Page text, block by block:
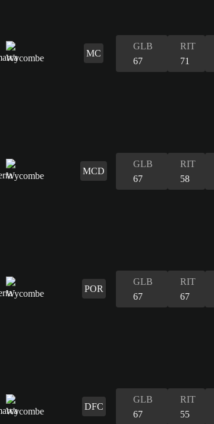
MC
GLB
67
RIT
71
MCD
GLB
67
RIT
58
POR
GLB
67
RIT
67
DFC
GLB
67
RIT
55